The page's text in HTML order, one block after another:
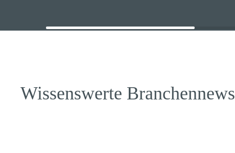
Wissenswerte Branchennews